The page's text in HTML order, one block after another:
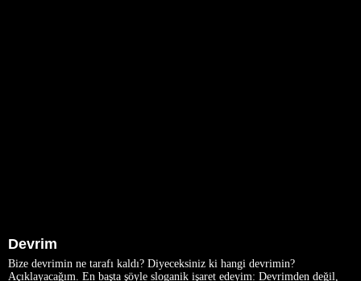
Devrim
Bize devrimin ne tarafı kaldı? Diyeceksiniz ki hangi devrimin?
Açıklayacağım. En başta şöyle sloganik işaret edeyim: Devrimden değil,